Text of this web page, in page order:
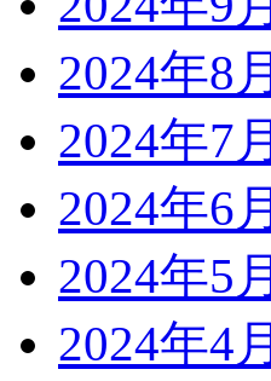
2024年8月
2024年7月
2024年6月
2024年5月
2024年4月